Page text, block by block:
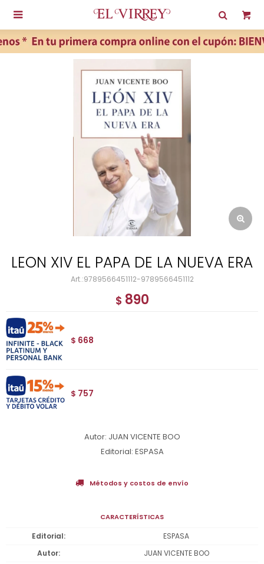

LEON XIV EL PAPA DE LA NUEVA ERA
9789566451112-9789566451112
$ 890
$ 668
$ 757
Autor: JUAN VICENTE BOO
Editorial: ESPASA
Métodos y costos de envío
CARACTERÍSTICAS
Editorial
ESPASA
Autor
JUAN VICENTE BOO